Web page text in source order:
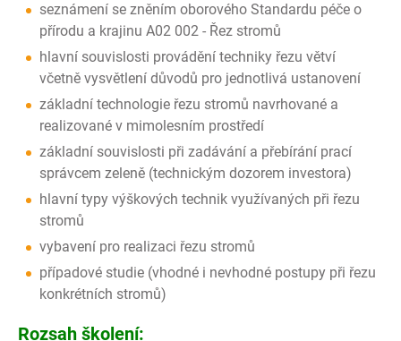
seznámení se zněním oborového Standardu péče o
přírodu a krajinu A02 002 - Řez stromů
hlavní souvislosti provádění techniky řezu větví
včetně vysvětlení důvodů pro jednotlivá ustanovení
základní technologie řezu stromů navrhované a
realizované v mimolesním prostředí
základní souvislosti při zadávání a přebírání prací
správcem zeleně (technickým dozorem investora)
hlavní typy výškových technik využívaných při řezu
stromů
vybavení pro realizaci řezu stromů
případové studie (vhodné i nevhodné postupy při řezu
konkrétních stromů)
Rozsah školení: